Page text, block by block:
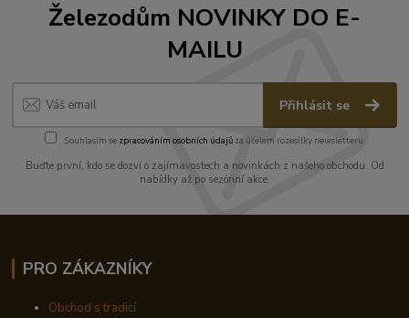
Železodům NOVINKY DO E-
MAILU
Přihlásit se
Souhlasím se zpracováním osobních údajůza účelem rozesílky newsletteru.
Buďte první, kdo se dozví o zajímavostech a novinkách z našeho obchodu. Od
nabídky až po sezónní akce.
PRO ZÁKAZNÍKY
Obchod s tradicí